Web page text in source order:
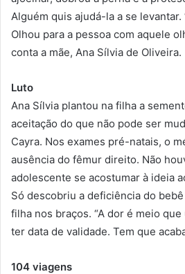
Alguém quis ajudá-la a se levantar.
Olhou para a pessoa com aquele
conta a mãe, Ana Sílvia de Oliveira.
Luto
Ana Sílvia plantou na filha a
aceitação do que não pode ser
Cayra. Nos exames pré-natais, o
ausência do fêmur direito. Não
adolescente se acostumar à ideia
Só descobriu a deficiência do
filha nos braços. “A dor é meio
ter data de validade. Tem que
104 viagens